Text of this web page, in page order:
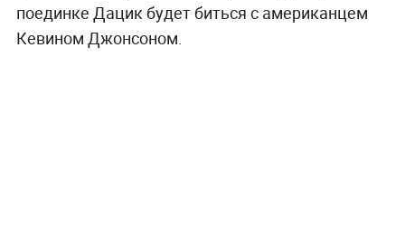
поединке Дацик будет биться с американцем
Кевином Джонсоном.